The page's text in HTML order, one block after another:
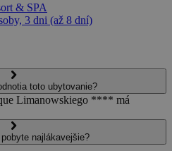
& SPA
3 dni (až 8 dní)
toto ubytovanie?
Limanowskiego **** má
najlákavejšie?